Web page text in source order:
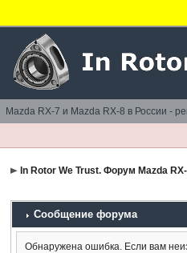
Mazda RX-7 и Mazda RX-8 в России -
In Rotor We Trust. Форум Mazda
Сообщение форума
Обнаружена ошибка. Если вам